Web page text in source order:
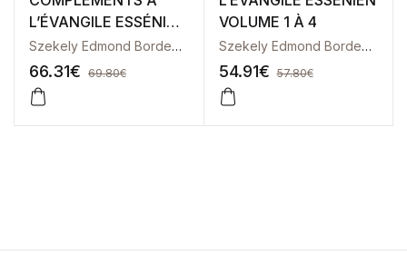
L’ÉVANGILE ESSÉNIEN
: 5 VOLUMES
Szekely Edmond Bordeaux
66.31€ 69.80€
VOLUME 1 À 4
Szekely Edmond Bordeaux
54.91€ 57.80€